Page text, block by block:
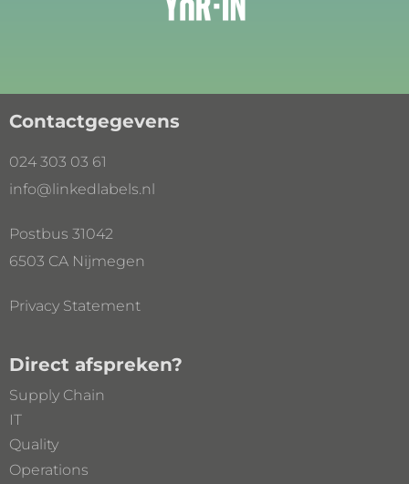
Contactgegevens
024 303 03 61
info@linkedlabels.nl
Postbus 31042
6503 CA Nijmegen
Privacy Statement
Direct afspreken?
Supply Chain
IT
Quality
Operations